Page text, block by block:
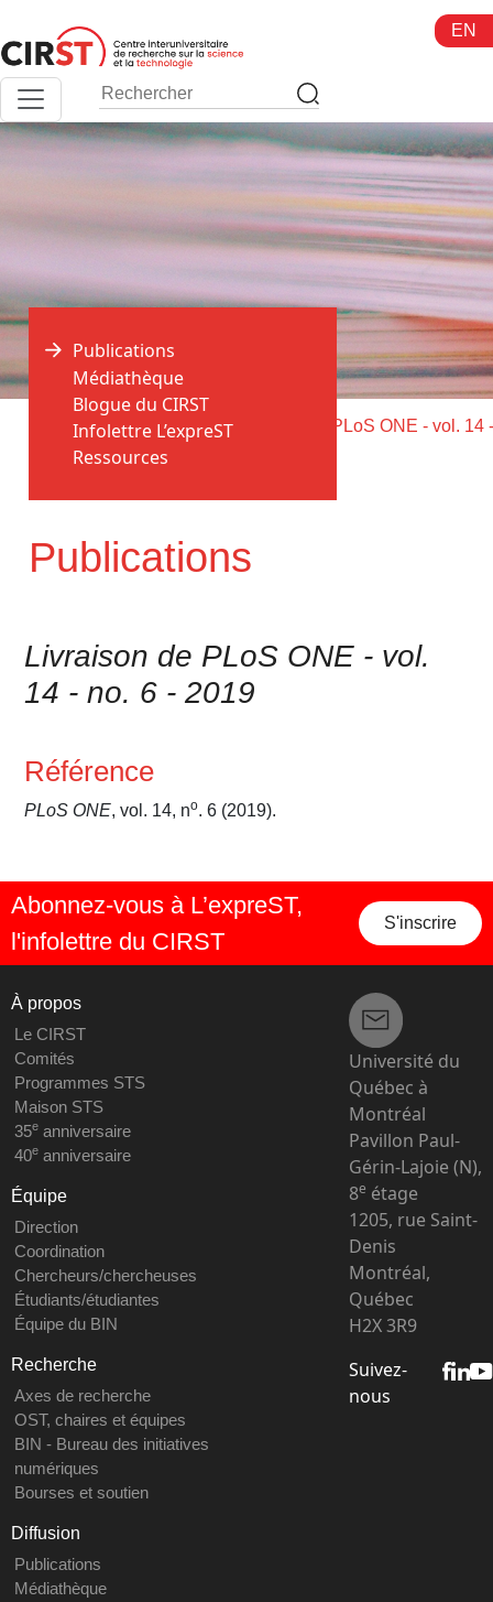
au
contenu
EN
Accueil > Publications >
Publications
Publications
Médiathèque
Blogue du CIRST
Infolettre L’expreST
Ressources
Livraison de PLoS ONE - vol.
14 - no. 6 - 2019
Référence
PLoS ONE, vol. 14, no. 6 (2019).
Abonnez-vous à L’expreST,
l'infolettre du CIRST
S'inscrire
À propos
Le CIRST
Comités
Programmes STS
Maison STS
35eanniversaire
40eanniversaire
Équipe
Direction
Coordination
Chercheurs/chercheuses
Étudiants/étudiantes
Équipe du BIN
Recherche
Axes de recherche
OST, chaires et équipes
BIN - Bureau des initiatives
numériques
Bourses et soutien
Diffusion
Publications
Médiathèque
Université du
Québec à
Montréal
Pavillon Paul-
Gérin-Lajoie (N),
8e étage
1205, rue Saint-
Denis
Montréal,
Québec
H2X 3R9
Suivez-
nous